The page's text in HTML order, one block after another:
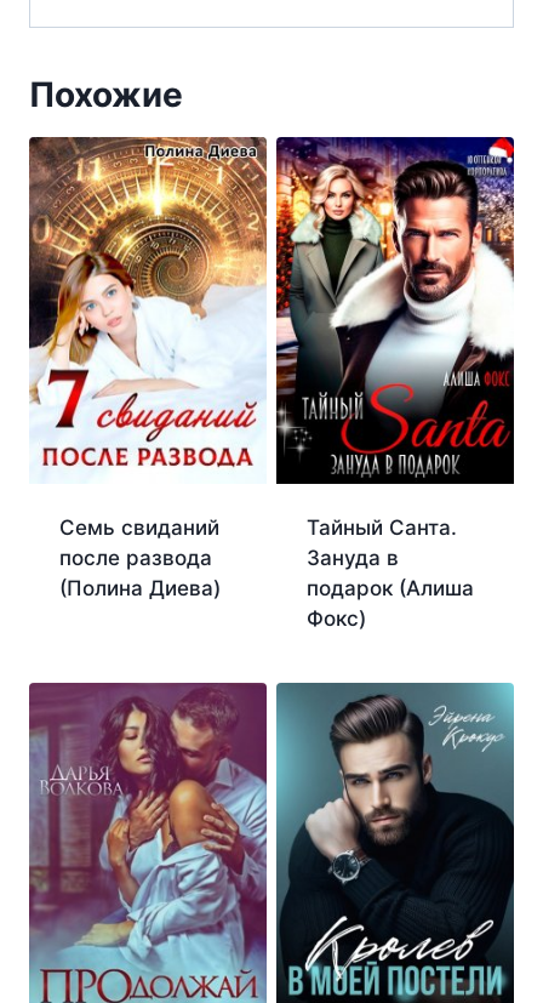
Похожие
Семь свиданий
после развода
(Полина Диева)
Тайный Санта.
Зануда в
подарок (Алиша
Фокс)